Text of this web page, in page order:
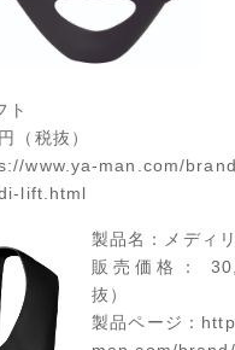
ト
（税抜）
www.ya-man.com/
lift.html
製品名：メディ
販売価格：
抜）
製品ページ：